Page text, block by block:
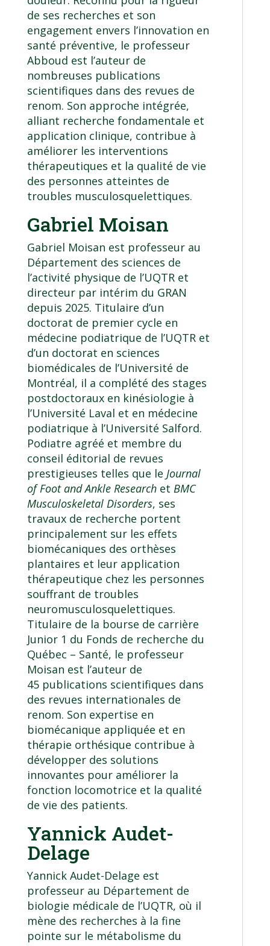
de ses recherches et son
engagement envers l’innovation en
santé préventive, le professeur
Abboud est l’auteur de
nombreuses publications
scientifiques dans des revues de
renom. Son approche intégrée,
alliant recherche fondamentale et
application clinique, contribue à
améliorer les interventions
thérapeutiques et la qualité de vie
des personnes atteintes de
troubles musculosquelettiques.
Gabriel Moisan
Gabriel Moisan est professeur au
Département des sciences de
l’activité physique de l’UQTR et
directeur par intérim du GRAN
depuis 2025. Titulaire d’un
doctorat de premier cycle en
médecine podiatrique de l’UQTR et
d’un doctorat en sciences
biomédicales de l’Université de
Montréal, il a complété des stages
postdoctoraux en kinésiologie à
l’Université Laval et en médecine
podiatrique à l’Université Salford.
Podiatre agréé et membre du
conseil éditorial de revues
prestigieuses telles que le Journal
of Foot and Ankle Researchet BMC
Musculoskeletal Disorders, ses
travaux de recherche portent
principalement sur les effets
biomécaniques des orthèses
plantaires et leur application
thérapeutique chez les personnes
souffrant de troubles
neuromusculosquelettiques.
Titulaire de la bourse de carrière
Junior 1 du Fonds de recherche du
Québec – Santé, le professeur
Moisan est l’auteur de
45 publications scientifiques dans
des revues internationales de
renom. Son expertise en
biomécanique appliquée et en
thérapie orthésique contribue à
développer des solutions
innovantes pour améliorer la
fonction locomotrice et la qualité
de vie des patients.
Yannick Audet-
Delage
Yannick Audet-Delage est
professeur au Département de
biologie médicale de l’UQTR, où il
mène des recherches à la fine
pointe sur le métabolisme du